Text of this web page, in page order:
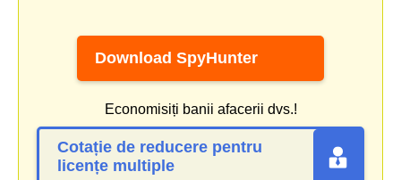
Download SpyHunter
Economisiți banii afacerii dvs.!
Cotație de reducere pentru
licențe multiple